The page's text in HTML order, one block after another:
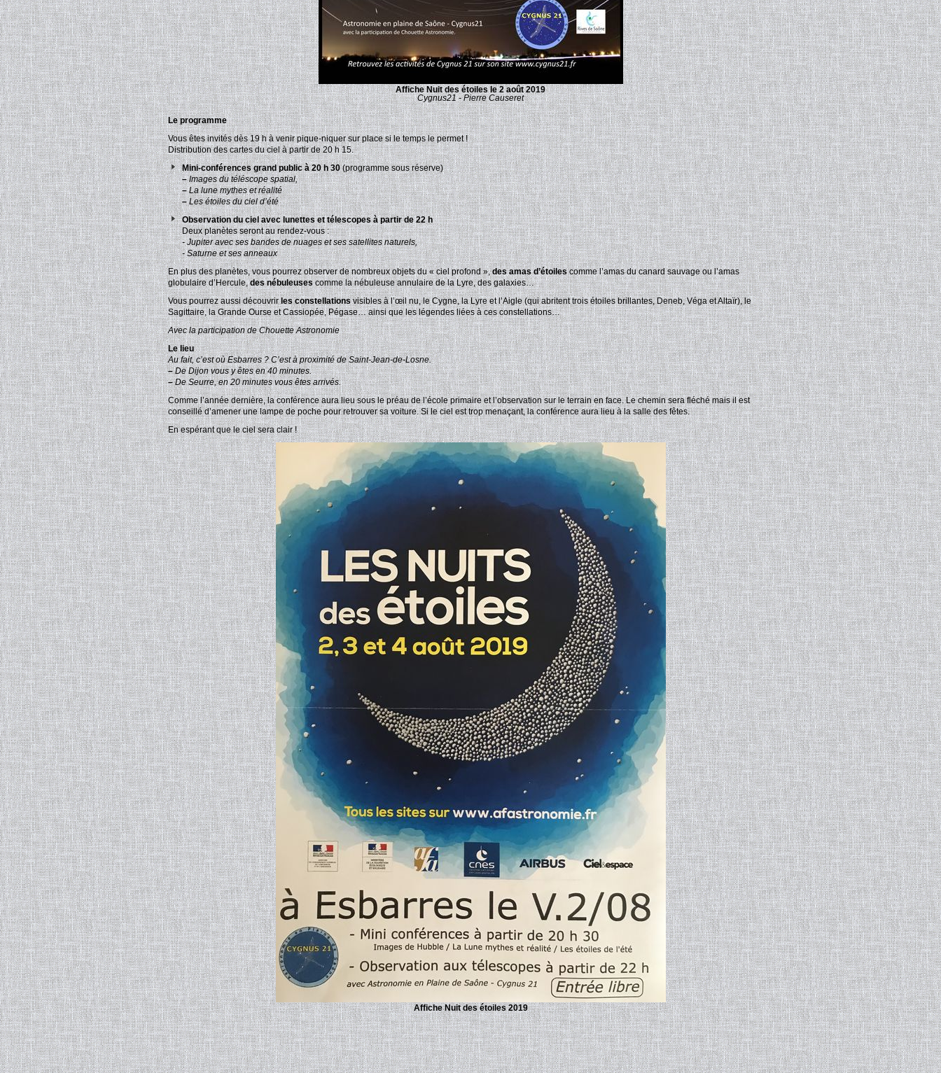
Affiche Nuit des étoiles le 2 août 2019
Cygnus21 - Pierre Causeret
Le programme
Vous êtes invités dès 19 h à venir pique-niquer sur place si le temps le permet !
Distribution des cartes du ciel à partir de 20 h 15.
Mini-conférences grand public à 20 h 30(programme sous réserve)
– Images du téléscope spatial,
– La lune mythes et réalité
– Les étoiles du ciel d’été
Observation du ciel avec lunettes et télescopes à partir de 22 h
Deux planètes seront au rendez-vous :
- Jupiter avec ses bandes de nuages et ses satellites naturels,
- Saturne et ses anneaux
En plus des planètes, vous pourrez observer de nombreux objets du « ciel profond »,des amas d’étoilescomme l’amas du canard sauvage ou l’amas
globulaire d’Hercule,des nébuleusescomme la nébuleuse annulaire de la Lyre, des galaxies…
Vous pourrez aussi découvrirles constellationsvisibles à l’œil nu, le Cygne, la Lyre et l’Aigle (qui abritent trois étoiles brillantes, Deneb, Véga et Altaïr), le
Sagittaire, la Grande Ourse et Cassiopée, Pégase… ainsi que les légendes liées à ces constellations…
Avec la participation de Chouette Astronomie
Le lieu
Au fait, c’est où Esbarres ? C’est à proximité de Saint-Jean-de-Losne.
–De Dijon vous y êtes en 40 minutes.
–De Seurre, en 20 minutes vous êtes arrivés.
Comme l’année dernière, la conférence aura lieu sous le préau de l’école primaire et l’observation sur le terrain en face. Le chemin sera fléché mais il est
conseillé d’amener une lampe de poche pour retrouver sa voiture. Si le ciel est trop menaçant, la conférence aura lieu à la salle des fêtes.
En espérant que le ciel sera clair !
Affiche Nuit des étoiles 2019